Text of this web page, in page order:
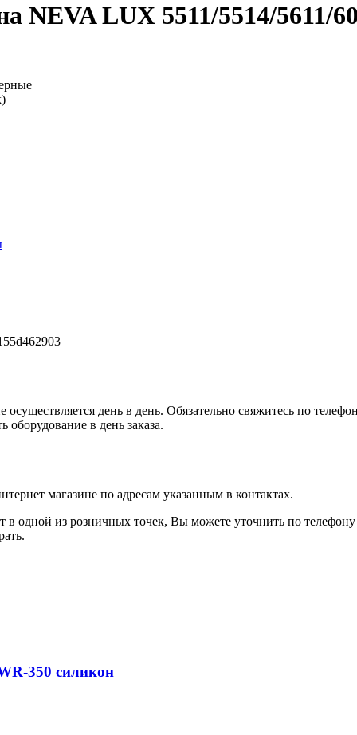
LUX 5511/5514/5611/
день в день. Обязательно свяжитесь по
в день заказа.
магазине по адресам указанным в контактах.
в одной из розничных точек, Вы можете уточнить по
350 силикон